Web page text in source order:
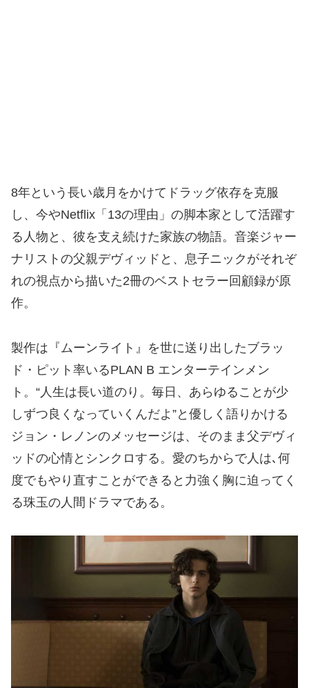
8年という長い歳月をかけてドラッグ依存を克服
し、今やNetflix「13の理由」の脚本家として活躍す
る人物と、彼を支え続けた家族の物語。音楽ジャー
ナリストの父親デヴィッドと、息子ニックがそれぞ
れの視点から描いた2冊のベストセラー回顧録が原
作。
製作は『ムーンライト』を世に送り出したブラッ
ド・ピット率いるPLAN B エンターテインメン
ト。“人生は長い道のり。毎日、あらゆることが少
しずつ良くなっていくんだよ”と優しく語りかける
ジョン・レノンのメッセージは、そのまま父デヴィ
ッドの心情とシンクロする。愛のちからで人は､何
度でもやり直すことができると力強く胸に迫ってく
る珠玉の人間ドラマである。